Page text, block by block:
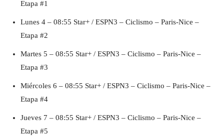
Etapa #1
Lunes 4 – 08:55 Star+ / ESPN3 – Ciclismo – Paris-Nice –
Etapa #2
Martes 5 – 08:55 Star+ / ESPN3 – Ciclismo – Paris-Nice –
Etapa #3
Miércoles 6 – 08:55 Star+ / ESPN3 – Ciclismo – Paris-Nice –
Etapa #4
Jueves 7 – 08:55 Star+ / ESPN3 – Ciclismo – Paris-Nice –
Etapa #5